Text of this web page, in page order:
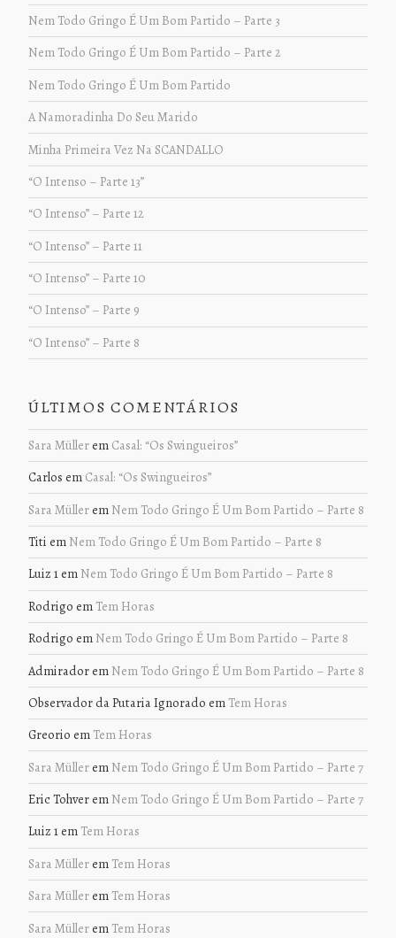
Nem Todo Gringo É Um Bom Partido – Parte 3
Nem Todo Gringo É Um Bom Partido – Parte 2
Nem Todo Gringo É Um Bom Partido
A Namoradinha Do Seu Marido
Minha Primeira Vez Na SCANDALLO
“O Intenso – Parte 13”
“O Intenso” – Parte 12
“O Intenso” – Parte 11
“O Intenso” – Parte 10
“O Intenso” – Parte 9
“O Intenso” – Parte 8
ÚLTIMOS COMENTÁRIOS
Sara Müllerem Casal: “Os Swingueiros”
Carlos em Casal: “Os Swingueiros”
Sara Müllerem Nem Todo Gringo É Um Bom Partido – Parte 8
Titi em Nem Todo Gringo É Um Bom Partido – Parte 8
Luiz 1em Nem Todo Gringo É Um Bom Partido – Parte 8
Rodrigo em Tem Horas
Rodrigo em Nem Todo Gringo É Um Bom Partido – Parte 8
Admiradorem Nem Todo Gringo É Um Bom Partido – Parte 8
Observador da Putaria Ignorado em Tem Horas
Greorio em Tem Horas
Sara Müllerem Nem Todo Gringo É Um Bom Partido – Parte 7
Eric Tohverem Nem Todo Gringo É Um Bom Partido – Parte 7
Luiz 1em Tem Horas
Sara Müllerem Tem Horas
Sara Müllerem Tem Horas
Sara Müllerem Tem Horas